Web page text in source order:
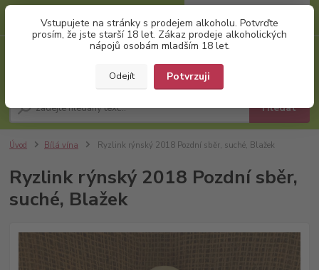
Vstupujete na stránky s prodejem alkoholu. Potvrďte
prosím, že jste starší 18 let. Zákaz prodeje alkoholických
nápojů osobám mladším 18 let.
Odejít Potvrzuji
Hledat
(Po-Pá, 8:00-17:00)
za0,00 Kč
Úvod Bílá vína Ryzlink rýnský 2018 Pozdní sběr, suché, Blažek
Ryzlink rýnský 2018 Pozdní sběr,
suché, Blažek